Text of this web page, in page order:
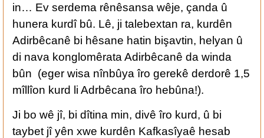
in… Ev serdema rênêsansa wêje, çanda û
hunera kurdî bû. Lê, ji talebextan ra, kurdên
Adirbêcanê bi hêsane hatin bişavtin, helyan û
di nava konglomêrata Adirbêcanê da winda
bûn (eger wisa nînbûya îro gerekê derdorê 1,5
mîllîon kurd li Adrbêcana îro hebûna!).
Ji bo wê jî, bi dîtina min, divê îro kurd, û bi
taybet jî yên xwe kurdên Kafkasîyaê hesab